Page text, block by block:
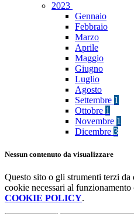
2023
Gennaio
Febbraio
Marzo
Aprile
Maggio
Giugno
Luglio
Agosto
Settembre 1
Ottobre 1
Novembre 1
Dicembre 3
Nessun contenuto da visualizzare
Questo sito o gli strumenti terzi
cookie necessari al
COOKIE POLICY.